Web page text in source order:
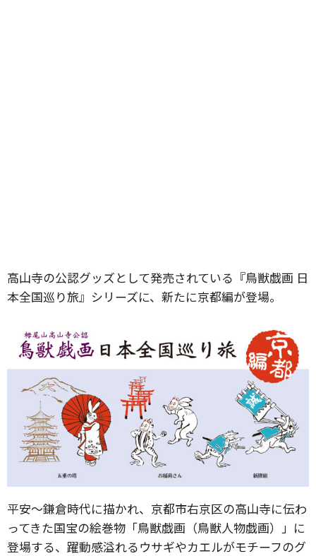
高山寺の公認グッズとして発売されている『鳥獣戯画 日
本全国巡り旅』シリーズに、新たに京都編が登場。
平安～鎌倉時代に描かれ、京都市右京区の高山寺に伝わ
ってきた国宝の絵巻物「鳥獣戯画（鳥獣人物戯画）」に
登場する、躍動感溢れるウサギやカエルがモチーフのグ